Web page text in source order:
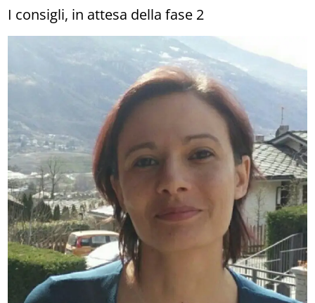
I consigli, in attesa della fase 2